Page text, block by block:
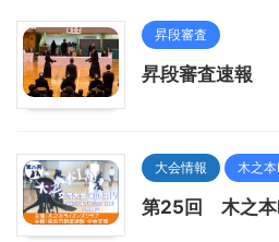
昇段審査
昇段審査速報
大会情報 木之
第25回 木之本